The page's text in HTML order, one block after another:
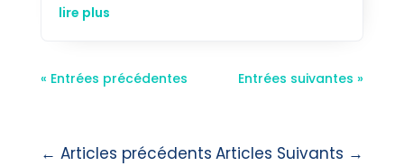
lire plus
« Entrées précédentes Entrées suivantes »
← Articles précédents Articles Suivants →